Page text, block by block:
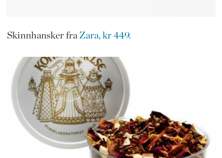
Skinnhansker fra Zara, kr 449.